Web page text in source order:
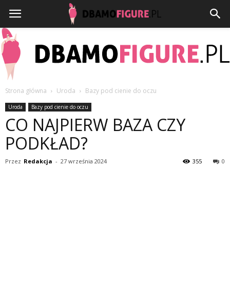
Strona główna Uroda Bazy pod cienie do oczu
Uroda Bazy pod cienie do oczu
CO NAJPIERW BAZA CZY
PODKŁAD?
Przez Redakcja - 27 września 2024 0
355